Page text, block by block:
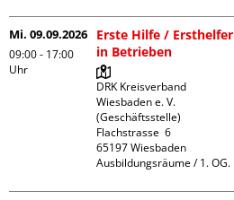
Mi. 09.09.2026
09:00 - 17:00
Uhr
Erste Hilfe / Ersthelfer
in Betrieben
DRK Kreisverband
Wiesbaden e. V.
(Geschäftsstelle)
Flachstrasse  6
65197 Wiesbaden
Ausbildungsräume / 1. OG.